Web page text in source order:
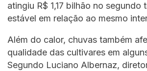
atingiu R$ 1,17 bilhão no segundo
estável em relação ao mesmo
Além do calor, chuvas também
qualidade das cultivares em
Segundo Luciano Albernaz,